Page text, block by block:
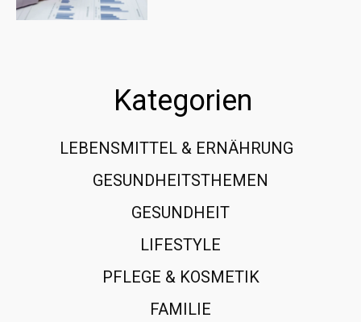
Kategorien
LEBENSMITTEL & ERNÄHRUNG
GESUNDHEITSTHEMEN
GESUNDHEIT
LIFESTYLE
PFLEGE & KOSMETIK
FAMILIE